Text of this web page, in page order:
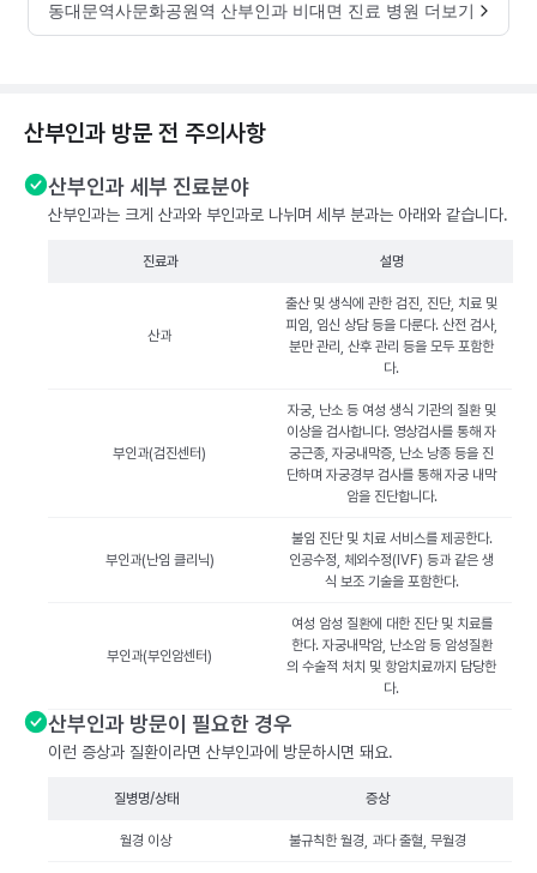
동대문역사문화공원역 산부인과 비대면 진료 병원 더보기
산부인과 방문 전 주의사항
산부인과 세부 진료분야
산부인과는 크게 산과와 부인과로 나뉘며 세부 분과는 아래와 같습니다.
진료과 설명
산과
출산 및 생식에 관한 검진, 진단, 치료 및
피임, 임신 상담 등을 다룬다. 산전 검사,
분만 관리, 산후 관리 등을 모두 포함한
다.
부인과(검진센터)
자궁, 난소 등 여성 생식 기관의 질환 및
이상을 검사합니다. 영상검사를 통해 자
궁근종, 자궁내막증, 난소 낭종 등을 진
단하며 자궁경부 검사를 통해 자궁 내막
암을 진단합니다.
부인과(난임 클리닉)
불임 진단 및 치료 서비스를 제공한다.
인공수정, 체외수정(IVF) 등과 같은 생
식 보조 기술을 포함한다.
부인과(부인암센터)
여성 암성 질환에 대한 진단 및 치료를
한다. 자궁내막암, 난소암 등 암성질환
의 수술적 처치 및 항암치료까지 담당한
다.
산부인과 방문이 필요한 경우
이런 증상과 질환이라면 산부인과에 방문하시면 돼요.
질병명/상태 증상
월경 이상 불규칙한 월경, 과다 출혈, 무월경